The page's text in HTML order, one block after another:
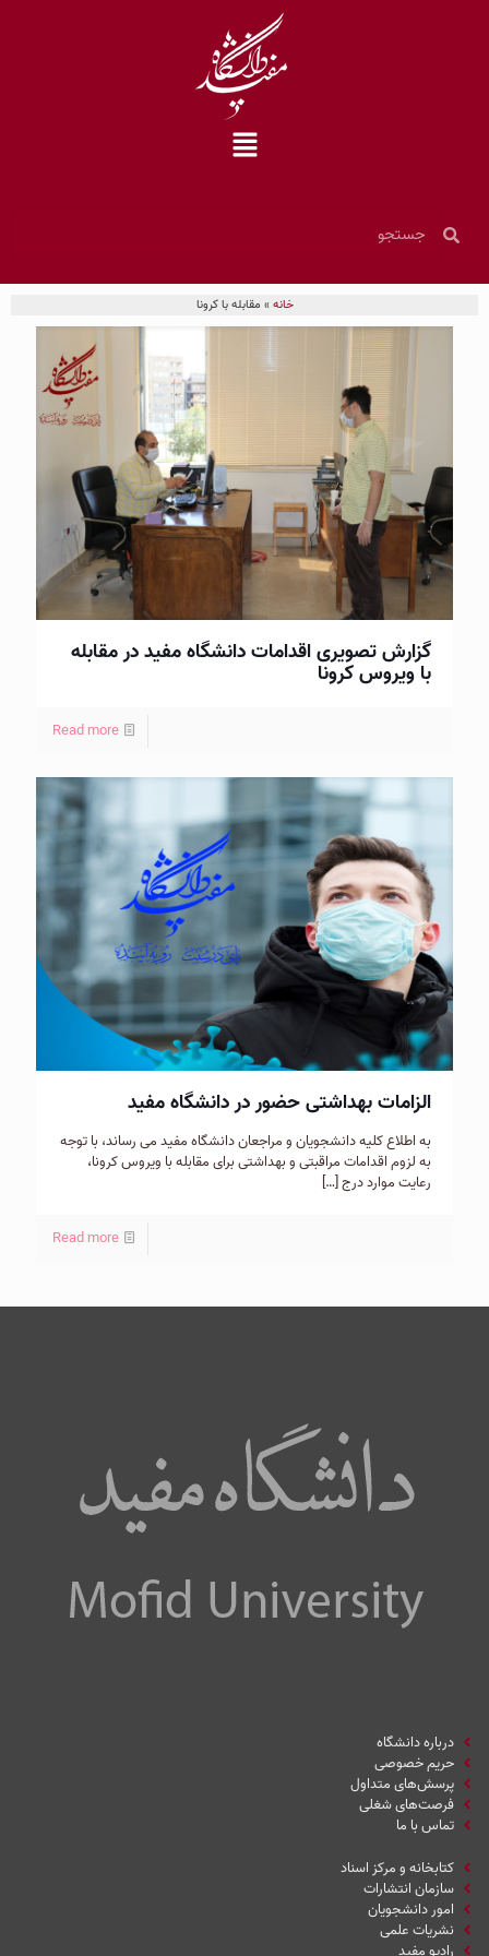
خانه» مقابله با کرونا
گزارش تصویری اقدامات دانشگاه مفید در مقابله
با ویروس کرونا
Read more
الزامات بهداشتی حضور در دانشگاه مفید
به اطلاع کلیه دانشجویان و مراجعان دانشگاه مفید می رساند، با توجه
به لزوم اقدامات مراقبتی و بهداشتی برای مقابله با ویروس کرونا،
رعایت موارد درج[…]
Read more
درباره دانشگاه
حریم خصوصی
پرسش‌های متداول
فرصت‌های شغلی
تماس با ما
کتابخانه و مرکز اسناد
سازمان انتشارات
امور دانشجویان
نشریات علمی
رادیو مفید